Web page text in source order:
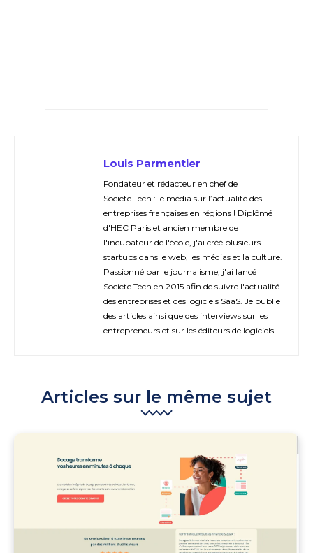
Louis Parmentier
Fondateur et rédacteur en chef de
Societe.Tech : le média sur l’actualité des
entreprises françaises en régions ! Diplômé
d'HEC Paris et ancien membre de
l'incubateur de l'école, j'ai créé plusieurs
startups dans le web, les médias et la culture.
Passionné par le journalisme, j'ai lancé
Societe.Tech en 2015 afin de suivre l'actualité
des entreprises et des logiciels SaaS. Je publie
des articles ainsi que des interviews sur les
entrepreneurs et sur les éditeurs de logiciels.
Articles sur le même sujet